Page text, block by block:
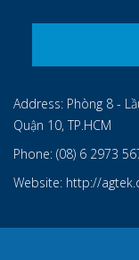
Address: Phòng 8 -
Quận 10, TP.HCM
Phone: (08) 6 2973
Website: http://